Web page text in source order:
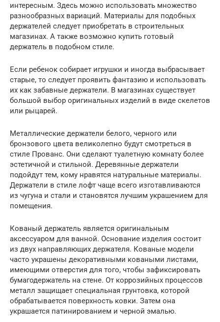
интересным. Здесь можно использовать множество
разнообразных вариаций. Материалы для подобных
держателей следует приобретать в строительных
магазинах. А также возможно купить готовый
держатель в подобном стиле.
Если ребенок собирает игрушки и иногда выбрасывает
старые, то следует проявить фантазию и использовать
их как забавные держатели. В магазинах существует
большой выбор оригинальных изделий в виде скелетов
или рыцарей.
Металлические держатели белого, черного или
бронзового цвета великолепно будут смотреться в
стиле Прованс. Они сделают туалетную комнату более
эстетичной и стильной. Деревянные держатели
подойдут тем, кому нравятся натуральные материалы.
Держатели в стиле лофт чаще всего изготавливаются
из чугуна и стали и становятся лучшим украшением для
помещения.
Кованый держатель является оригинальным
аксессуаром для ванной. Основание изделия состоит
из двух направляющих держателя. Кованые модели
часто украшены декоративными коваными листами,
имеющими отверстия для того, чтобы зафиксировать
бумагодержатель на стене. От коррозийных процессов
металл защищает специальная грунтовка, которой
обрабатывается поверхность ковки. Затем она
украшается патинированием и черной эмалью.